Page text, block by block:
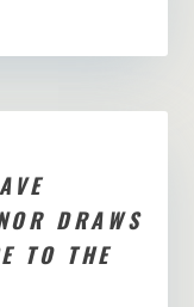
DRAWS
TO THE